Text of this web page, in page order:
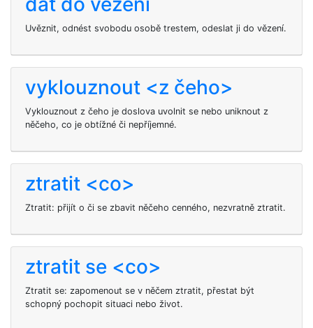
Uvěznit, odnést svobodu osobě trestem, odeslat ji do vězení.
vyklouznout <z čeho>
Vyklouznout z čeho je doslova uvolnit se nebo uniknout z
něčeho, co je obtížné či nepříjemné.
ztratit <co>
Ztratit: přijít o či se zbavit něčeho cenného, nezvratně ztratit.
ztratit se <co>
Ztratit se: zapomenout se v něčem ztratit, přestat být
schopný pochopit situaci nebo život.